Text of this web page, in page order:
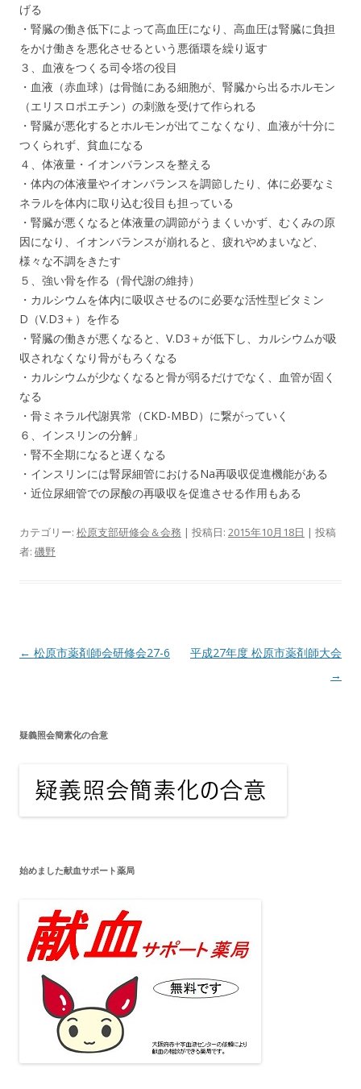
げる
・腎臓の働き低下によって高血圧になり、高血圧は腎臓に負担
をかけ働きを悪化させるという悪循環を繰り返す
３、血液をつくる司令塔の役目
・血液（赤血球）は骨髄にある細胞が、腎臓から出るホルモン
（エリスロポエチン）の刺激を受けて作られる
・腎臓が悪化するとホルモンが出てこなくなり、血液が十分に
つくられず、貧血になる
４、体液量・イオンバランスを整える
・体内の体液量やイオンバランスを調節したり、体に必要なミ
ネラルを体内に取り込む役目も担っている
・腎臓が悪くなると体液量の調節がうまくいかず、むくみの原
因になり、イオンバランスが崩れると、疲れやめまいなど、
様々な不調をきたす
５、強い骨を作る（骨代謝の維持）
・カルシウムを体内に吸収させるのに必要な活性型ビタミン
D（V.D3＋）を作る
・腎臓の働きが悪くなると、V.D3＋が低下し、カルシウムが吸
収されなくなり骨がもろくなる
・カルシウムが少なくなると骨が弱るだけでなく、血管が固く
なる
・骨ミネラル代謝異常（CKD-MBD）に繋がっていく
６、インスリンの分解」
・腎不全期になると遅くなる
・インスリンには腎尿細管におけるNa再吸収促進機能がある
・近位尿細管での尿酸の再吸収を促進させる作用もある
カテゴリー: 松原支部研修会＆会務 | 投稿日: 2015年10月18日 | 投稿
者: 磯野
投
ゲ
← 松原市薬剤師会研修会27-6
平成27年度 松原市薬剤師大会
→
疑義照会簡素化の合意
始めました献血サポート薬局